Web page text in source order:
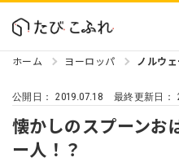
ホーム ヨーロッパ ノルウェ
公開日：2019.07.18 最終更新日：
懐かしのスプーンお
ー人！？